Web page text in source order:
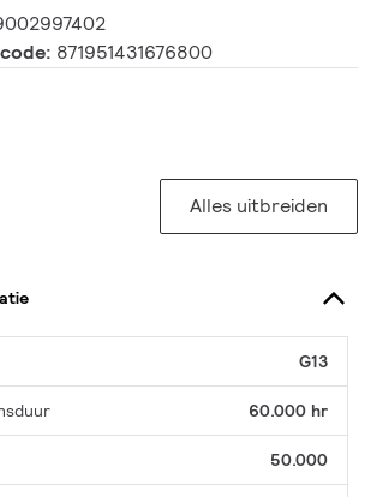
871951431676800
Alles uitbreiden
G13
60.000 hr
50.000